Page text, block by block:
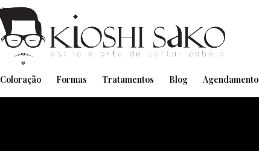
Coloração Formas Tratamentos Blog Agendamento
Pensando em transformar seu Visual??
Agende pelo Whatsapp